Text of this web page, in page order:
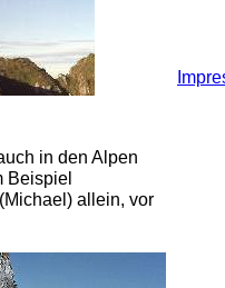
in den Alpen
Beispiel
allein, vor